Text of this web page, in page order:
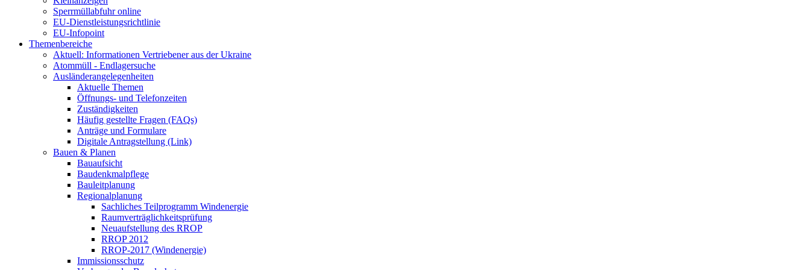
Sperrmüllabfuhr online
EU-Dienstleistungsrichtlinie
EU-Infopoint
Themenbereiche
Aktuell: Informationen Vertriebener aus der Ukraine
Atommüll - Endlagersuche
Ausländerangelegenheiten
Aktuelle Themen
Öffnungs- und Telefonzeiten
Zuständigkeiten
Häufig gestellte Fragen (FAQs)
Anträge und Formulare
Digitale Antragstellung (Link)
Bauen & Planen
Bauaufsicht
Baudenkmalpflege
Bauleitplanung
Regionalplanung
Sachliches Teilprogramm Windenergie
Raumverträglichkeitsprüfung
Neuaufstellung des RROP
RROP 2012
RROP-2017 (Windenergie)
Immissionsschutz